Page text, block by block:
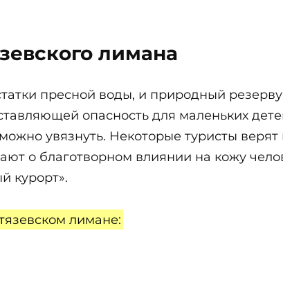
лимана
пресной воды, и природный
опасность для маленьких
увязнуть. Некоторые туристы
о благотворном влиянии на кожу
курорт».
лимане: